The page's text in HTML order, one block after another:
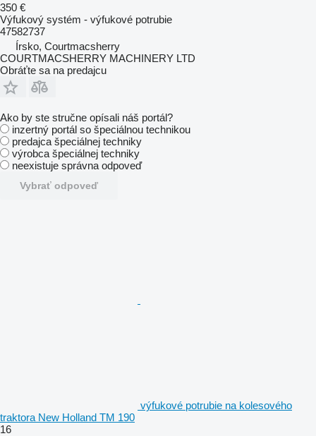
350 €
Výfukový systém - výfukové potrubie
47582737
Írsko, Courtmacsherry
COURTMACSHERRY MACHINERY LTD
Obráťte sa na predajcu
Ako by ste stručne opísali náš portál?
inzertný portál so špeciálnou technikou
predajca špeciálnej techniky
výrobca špeciálnej techniky
neexistuje správna odpoveď
Vybrať odpoveď
výfukové potrubie na kolesového
traktora New Holland TM 190
16